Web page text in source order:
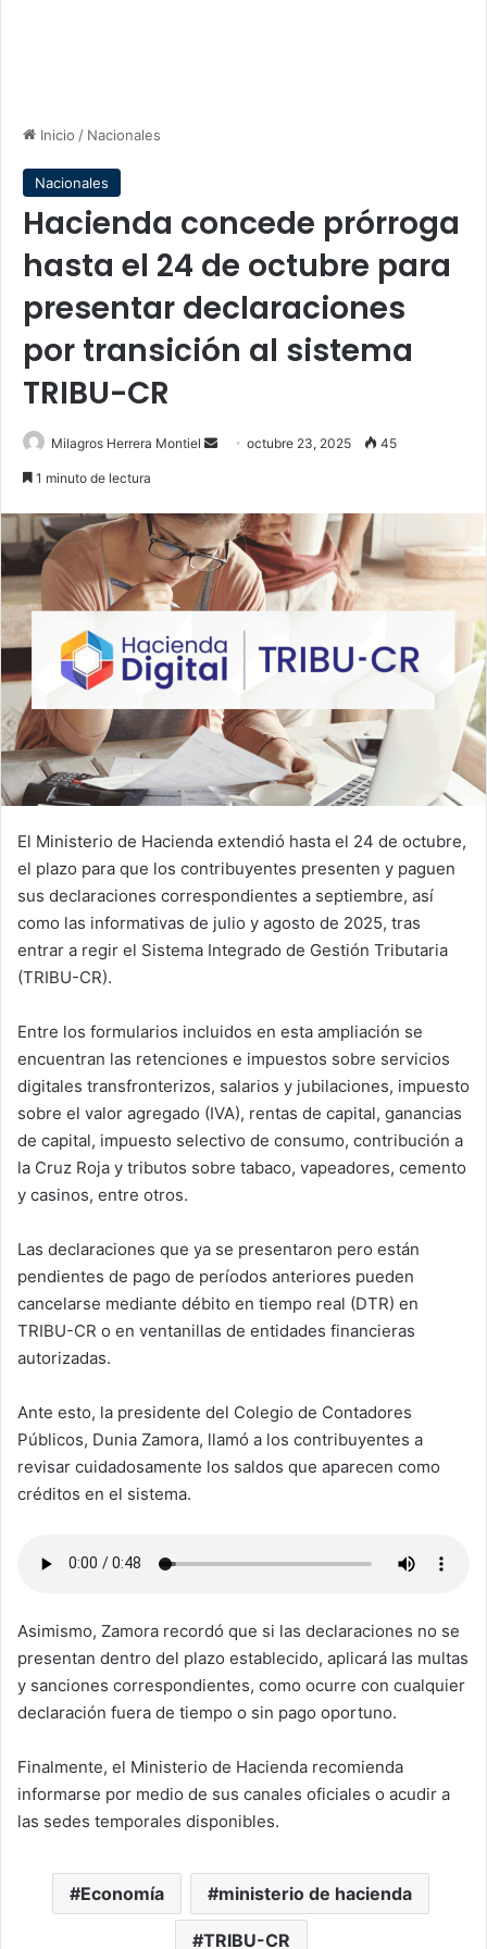
Inicio / Nacionales
Nacionales
Hacienda concede prórroga
hasta el 24 de octubre para
presentar declaraciones
por transición al sistema
TRIBU-CR
Milagros Herrera Montiel
Sendoctubre 23, 2025 45
1 minuto de lectura
El Ministerio de Hacienda extendió hasta el 24 de octubre,
el plazo para que los contribuyentes presenten y paguen
sus declaraciones correspondientes a septiembre, así
como las informativas de julio y agosto de 2025, tras
entrar a regir el Sistema Integrado de Gestión Tributaria
(TRIBU-CR).
Entre los formularios incluidos en esta ampliación se
encuentran las retenciones e impuestos sobre servicios
digitales transfronterizos, salarios y jubilaciones, impuesto
sobre el valor agregado (IVA), rentas de capital, ganancias
de capital, impuesto selectivo de consumo, contribución a
la Cruz Roja y tributos sobre tabaco, vapeadores, cemento
y casinos, entre otros.
Las declaraciones que ya se presentaron pero están
pendientes de pago de períodos anteriores pueden
cancelarse mediante débito en tiempo real (DTR) en
TRIBU-CR o en ventanillas de entidades financieras
autorizadas.
Ante esto, la presidente del Colegio de Contadores
Públicos, Dunia Zamora, llamó a los contribuyentes a
revisar cuidadosamente los saldos que aparecen como
créditos en el sistema.
Asimismo, Zamora recordó que si las declaraciones no se
presentan dentro del plazo establecido, aplicará las multas
y sanciones correspondientes, como ocurre con cualquier
declaración fuera de tiempo o sin pago oportuno.
Finalmente, el Ministerio de Hacienda recomienda
informarse por medio de sus canales oficiales o acudir a
las sedes temporales disponibles.
Economía ministerio de hacienda
TRIBU-CR